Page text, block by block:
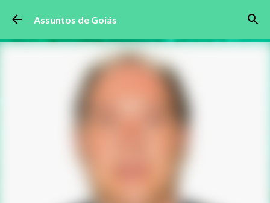
Pular para o conteúdo principal
Assuntos de Goiás